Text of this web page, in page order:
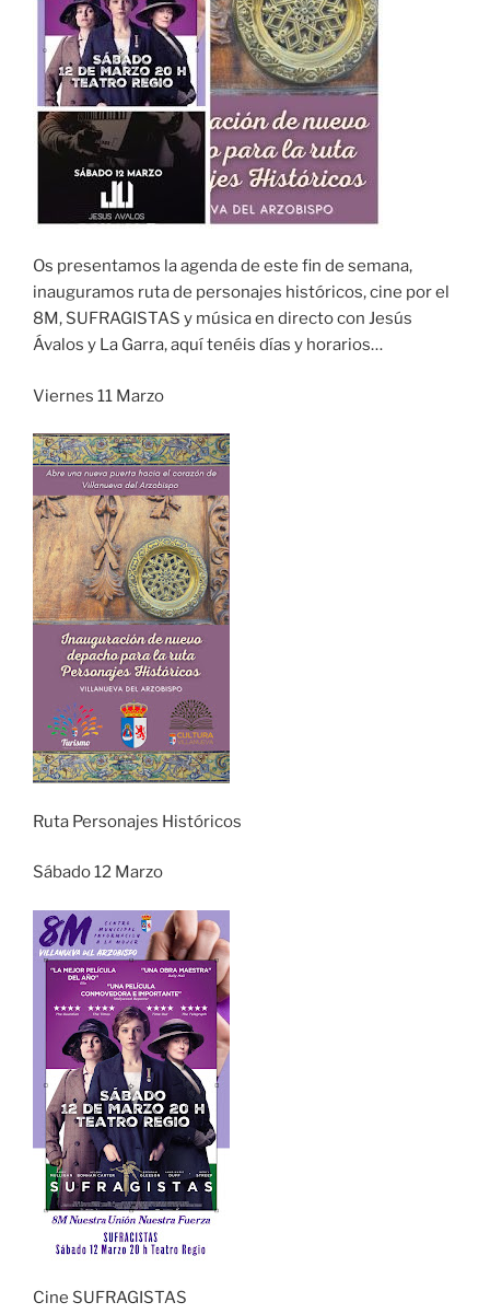
Os presentamos la agenda de este fin de semana,
inauguramos ruta de personajes históricos, cine por el
8M, SUFRAGISTAS y música en directo con Jesús
Ávalos y La Garra, aquí tenéis días y horarios…
Viernes 11 Marzo
Ruta Personajes Históricos
Sábado 12 Marzo
Cine SUFRAGISTAS